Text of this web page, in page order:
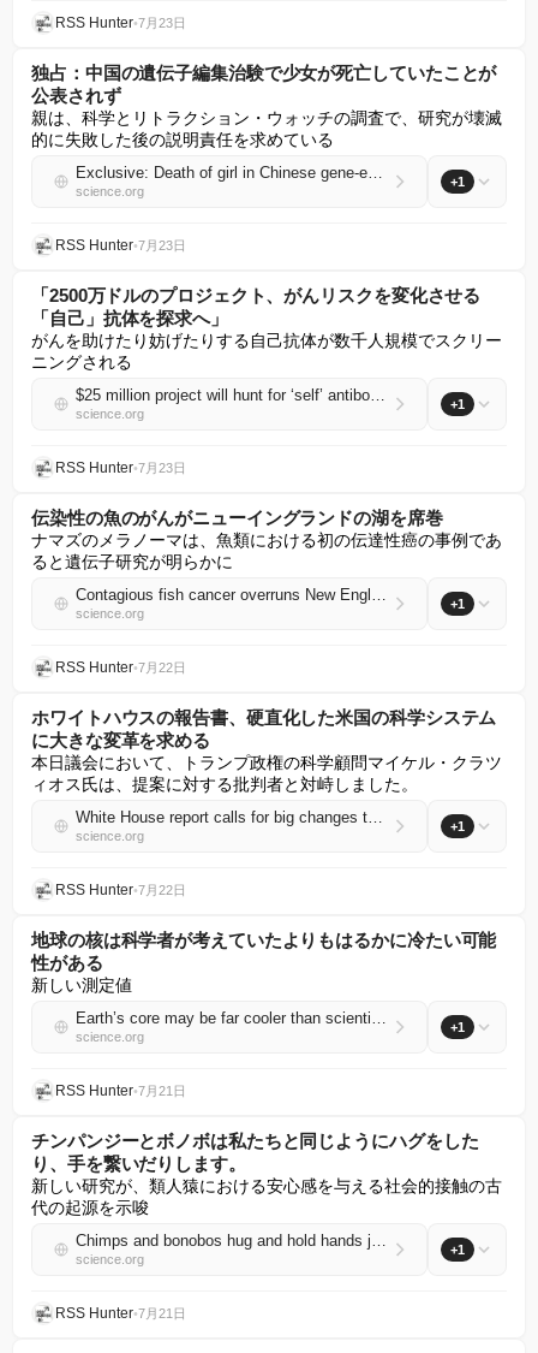
RSS Hunter•7月23日
独占：中国の遺伝子編集治験で少女が死亡していたことが
公表されず
親は、科学とリトラクション・ウォッチの調査で、研究が壊滅
的に失敗した後の説明責任を求めている
Exclusive: Death of girl in Chinese gene-editing trial was never made public
science.org
+1
RSS Hunter•7月23日
「2500万ドルのプロジェクト、がんリスクを変化させる
「自己」抗体を探求へ」
がんを助けたり妨げたりする自己抗体が数千人規模でスクリー
ニングされる
$25 million project will hunt for ‘self’ antibodies that alter cancer risk
science.org
+1
RSS Hunter•7月23日
伝染性の魚のがんがニューイングランドの湖を席巻
ナマズのメラノーマは、魚類における初の伝達性癌の事例であ
ると遺伝子研究が明らかに
Contagious fish cancer overruns New England lake
science.org
+1
RSS Hunter•7月22日
ホワイトハウスの報告書、硬直化した米国の科学システム
に大きな変革を求める
本日議会において、トランプ政権の科学顧問マイケル・クラツ
ィオス氏は、提案に対する批判者と対峙しました。
White House report calls for big changes to ‘calcified’ U.S. science system
science.org
+1
RSS Hunter•7月22日
地球の核は科学者が考えていたよりもはるかに冷たい可能
性がある
新しい測定値
Earth’s core may be far cooler than scientists thought
science.org
+1
RSS Hunter•7月21日
チンパンジーとボノボは私たちと同じようにハグをした
り、手を繋いだりします。
新しい研究が、類人猿における安心感を与える社会的接触の古
代の起源を示唆
Chimps and bonobos hug and hold hands just like us
science.org
+1
RSS Hunter•7月21日